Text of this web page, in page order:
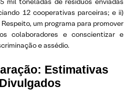
12 cooperativas parceiras; e ii)
um programa para promover
colaboradores e conscientizar e
e assédio.
Estimativas